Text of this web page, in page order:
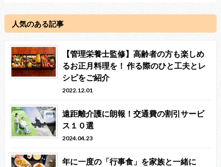
人気のある記事
【管理栄養士監修】高齢者の方も楽しめ
るお正月料理を！ 作る際のひと工夫とレ
シピをご紹介
2022.12.01
遠距離介護に朗報！交通費の割引サービ
ス１０選
2024.04.23
年に一度の「行事食」を家族と一緒に